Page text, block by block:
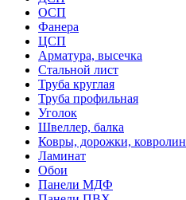
ОСП
Фанера
ЦСП
Арматура, высечка
Стальной лист
Труба круглая
Труба профильная
Уголок
Швеллер, балка
Ковры, дорожки, ковролин
Ламинат
Обои
Панели МДФ